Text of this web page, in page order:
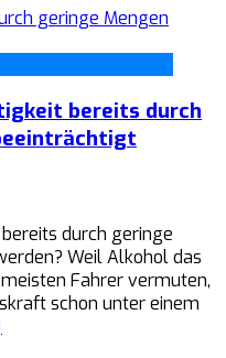
bereits durch
durch geringe
Weil Alkohol das
Fahrer vermuten,
schon unter einem